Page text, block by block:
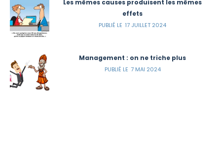
Les mêmes causes produisent les mêmes
effets
17 JUILLET 2024
Management : on ne triche plus
7 MAI 2024